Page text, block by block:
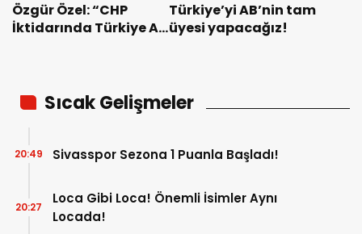
Özgür Özel: “CHP
İktidarında Türkiye AB
Türkiye’yi AB’nin tam
üyesi yapacağız!
Sıcak Gelişmeler
Sivasspor Sezona 1 Puanla Başladı!
20:49
Loca Gibi Loca! Önemli İsimler Aynı
Locada!
20:27